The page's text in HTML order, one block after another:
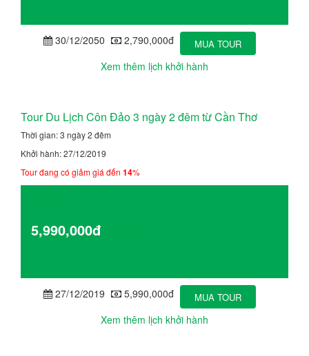
30/12/2050 2,790,000đ MUA TOUR
Xem thêm lịch khởi hành
Tour Du Lịch Côn Đảo 3 ngày 2 đêm từ Cần Thơ
Thời gian: 3 ngày 2 đêm
Khởi hành: 27/12/2019
Tour đang có giảm giá đến 14%
5,990,000đ
27/12/2019 5,990,000đ MUA TOUR
Xem thêm lịch khởi hành